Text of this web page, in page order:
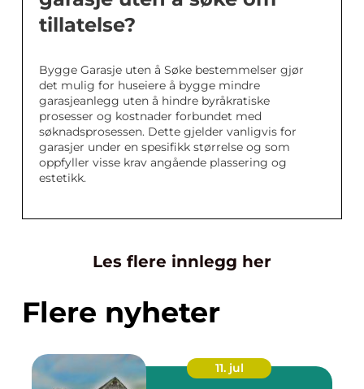
tillatelse?
Bygge Garasje uten å Søke bestemmelser gjør
det mulig for huseiere å bygge mindre
garasjeanlegg uten å hindre byråkratiske
prosesser og kostnader forbundet med
søknadsprosessen. Dette gjelder vanligvis for
garasjer under en spesifikk størrelse og som
oppfyller visse krav angående plassering og
estetikk.
Les flere innlegg her
Flere nyheter
11. jul